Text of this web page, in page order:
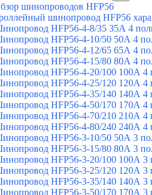
шинопроводов HFP56
шинопровод HFP56
HFP56-4-8/35 35А 4
HFP56-4-10/50 50А 4
HFP56-4-12/65 65А 4
HFP56-4-15/80 80А 4
HFP56-4-20/100 100А 4
HFP56-4-25/120 120А 4
HFP56-4-35/140 140А 4
HFP56-4-50/170 170А 4
HFP56-4-70/210 210А 4
HFP56-4-80/240 240А 4
HFP56-3-10/50 50А 3
HFP56-3-15/80 80А 3
HFP56-3-20/100 100А 3
HFP56-3-25/120 120А 3
HFP56-3-35/140 140А 3
HFP56-3-50/170 170А 3